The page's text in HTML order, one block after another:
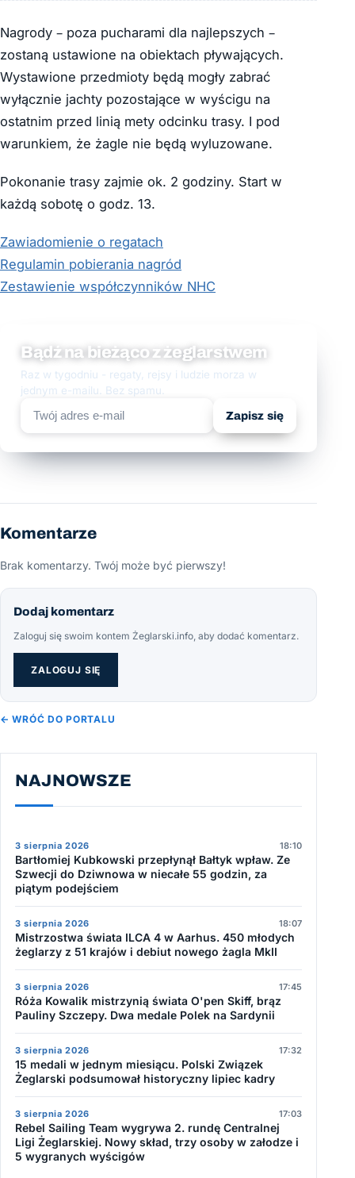
Nagrody – poza pucharami dla najlepszych –
zostaną ustawione na obiektach pływających.
Wystawione przedmioty będą mogły zabrać
wyłącznie jachty pozostające w wyścigu na
ostatnim przed linią mety odcinku trasy. I pod
warunkiem, że żagle nie będą wyluzowane.
Pokonanie trasy zajmie ok. 2 godziny. Start w
każdą sobotę o godz. 13.
Zawiadomienie o regatach
Regulamin pobierania nagród
Zestawienie współczynników NHC
Bądź na bieżąco z żeglarstwem
Raz w tygodniu - regaty, rejsy i ludzie morza w
jednym e-mailu. Bez spamu.
Zapisz się
Komentarze
Brak komentarzy. Twój może być pierwszy!
Dodaj komentarz
Zaloguj się swoim kontem Żeglarski.info, aby dodać komentarz.
ZALOGUJ SIĘ
← WRÓĆ DO PORTALU
NAJNOWSZE
3 sierpnia 2026 18:10
Bartłomiej Kubkowski przepłynął Bałtyk wpław. Ze
Szwecji do Dziwnowa w niecałe 55 godzin, za
piątym podejściem
3 sierpnia 2026 18:07
Mistrzostwa świata ILCA 4 w Aarhus. 450 młodych
żeglarzy z 51 krajów i debiut nowego żagla MkII
3 sierpnia 2026 17:45
Róża Kowalik mistrzynią świata O'pen Skiff, brąz
Pauliny Szczepy. Dwa medale Polek na Sardynii
3 sierpnia 2026 17:32
15 medali w jednym miesiącu. Polski Związek
Żeglarski podsumował historyczny lipiec kadry
3 sierpnia 2026 17:03
Rebel Sailing Team wygrywa 2. rundę Centralnej
Ligi Żeglarskiej. Nowy skład, trzy osoby w załodze i
5 wygranych wyścigów